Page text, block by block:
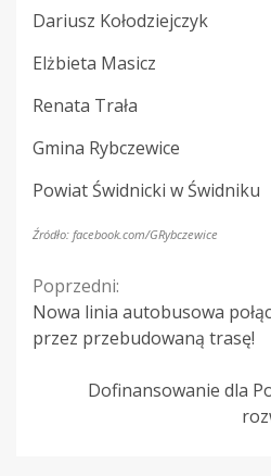
Dariusz Kołodziejczyk
Elżbieta Masicz
Renata Trała
Gmina Rybczewice
Powiat Świdnicki w Świdniku
Źródło: facebook.com/GRybczewice
Continue
Reading
Poprzedni:
Nowa linia autobusowa
przez przebudowaną trasę!
Dofinansowanie dla